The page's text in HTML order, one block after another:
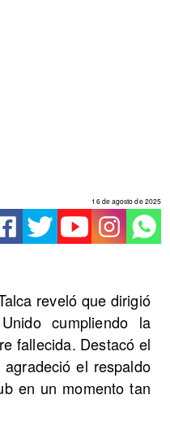
16 de agosto de 2025
reveló que dirigió
cumpliendo la
fallecida. Destacó el
el respaldo
en un momento tan